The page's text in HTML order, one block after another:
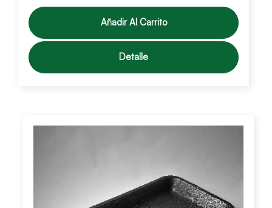
Añadir Al Carrito
Detalle